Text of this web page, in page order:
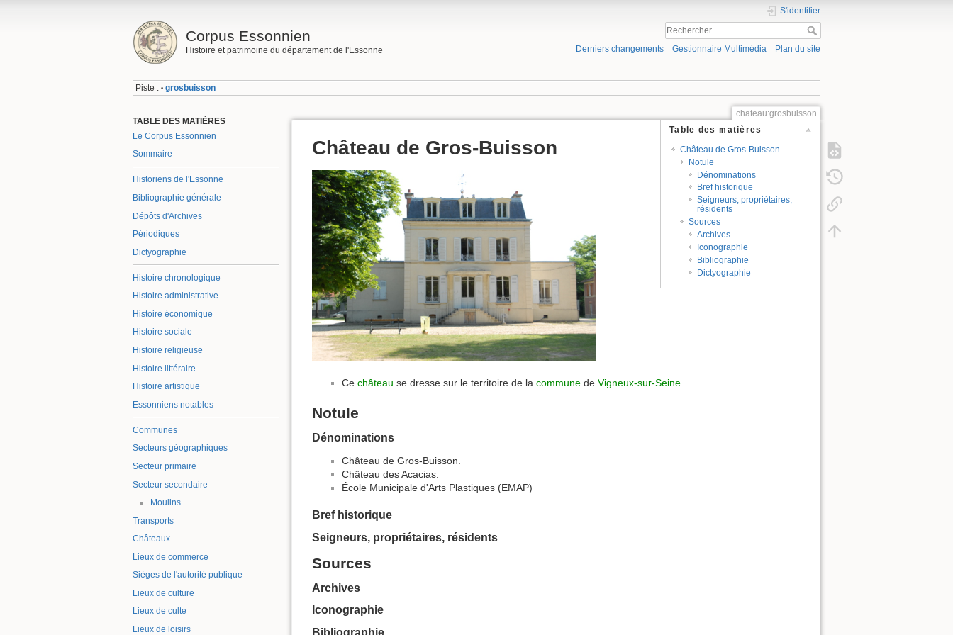
Corpus Essonnien
Histoire et patrimoine du département de l'Essonne
S'identifier
Derniers changements Gestionnaire Multimédia Plan du site
Piste : • grosbuisson
TABLE DES MATIÈRES
Le Corpus Essonnien
Sommaire
Historiens de l'Essonne
Bibliographie générale
Dépôts d'Archives
Périodiques
Dictyographie
Histoire chronologique
Histoire administrative
Histoire économique
Histoire sociale
Histoire religieuse
Histoire littéraire
Histoire artistique
Essonniens notables
Communes
Secteurs géographiques
Secteur primaire
Secteur secondaire
Moulins
Transports
Châteaux
Lieux de commerce
Sièges de l'autorité publique
Lieux de culture
Lieux de culte
Lieux de loisirs
chateau:grosbuisson
Table des matières
Château de Gros-Buisson
Notule
Dénominations
Bref historique
Seigneurs, propriétaires,
résidents
Sources
Archives
Iconographie
Bibliographie
Dictyographie
Château de Gros-Buisson
Ce château se dresse sur le territoire de la commune de Vigneux-sur-Seine.
Notule
Dénominations
Château de Gros-Buisson.
Château des Acacias.
École Municipale d'Arts Plastiques (EMAP)
Bref historique
Seigneurs, propriétaires, résidents
Sources
Archives
Iconographie